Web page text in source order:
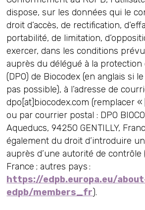
dispose, sur les données qui le
droit d’accès, de rectification,
portabilité, de limitation,
exercer, dans les conditions
auprès du délégué à la protection
(DPO) de Biocodex (en anglais si
pas possible), à l’adresse de
dpo[at]biocodex.com (remplacer «
ou par courrier postal : DPO
Aqueducs, 94250 GENTILLY,
également du droit d’introduire
auprès d’une autorité de contrôle
France ; autres pays :
https://edpb.europa.eu/
edpb/members_fr).